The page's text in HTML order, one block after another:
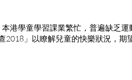
港學童學習課業繁忙，普遍缺乏
2018」以瞭解兒童的快樂狀況，期